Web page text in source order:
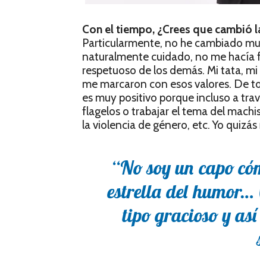
Con el tiempo, ¿Crees que cambió
Particularmente, no he cambiado
naturalmente cuidado, no me hacía
respetuoso de los demás. Mi tata,
me marcaron con esos valores. De
es muy positivo porque incluso a
flagelos o trabajar el tema del
la violencia de género, etc. Yo
“No soy un capo
estrella del humor…
tipo gracioso y